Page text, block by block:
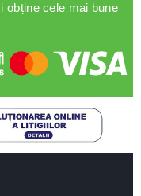
obține cele mai bune